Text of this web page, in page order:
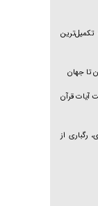
تا جهان
آیات قرآن
رگباری از